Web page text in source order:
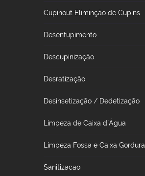
Cupinout Eliminção de Cupins
Desentupimento
Descupinização
Desratização
Desinsetização / Dedetização
Limpeza de Caixa d´Água
Limpeza Fossa e Caixa Gordura
Sanitizacao